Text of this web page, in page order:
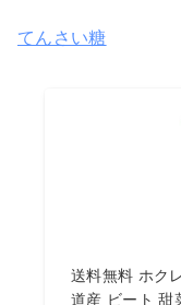
てんさい糖
送料無料 ホク
道産 ビート 甜